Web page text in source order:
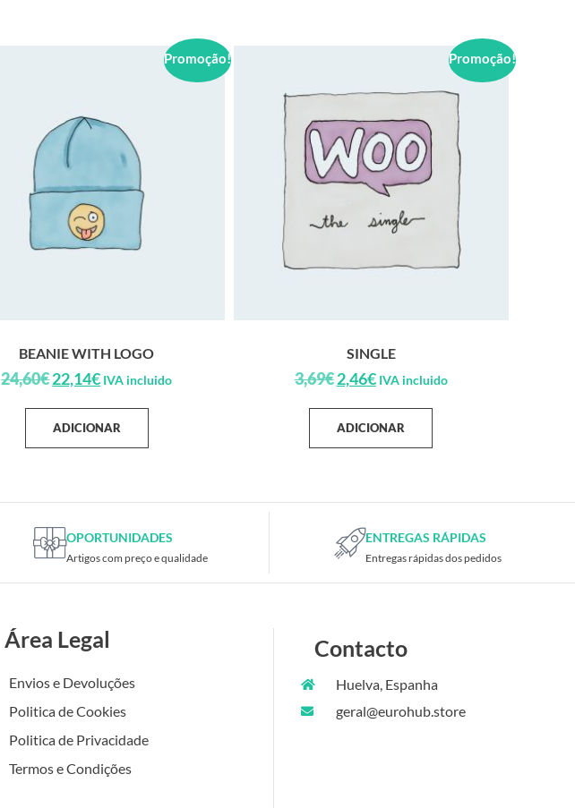
Promoção!
BEANIE WITH LOGO
24,60€22,14€ IVA incluido
ADICIONAR
Promoção!
SINGLE
3,69€2,46€ IVA incluido
ADICIONAR
OPORTUNIDADES
Artigos com preço e qualidade
ENTREGAS RÁPIDAS
Entregas rápidas dos pedidos
Área Legal
Envios e Devoluções
Politica de Cookies
Politica de Privacidade
Termos e Condições
Contacto
Huelva, Espanha
geral@eurohub.store